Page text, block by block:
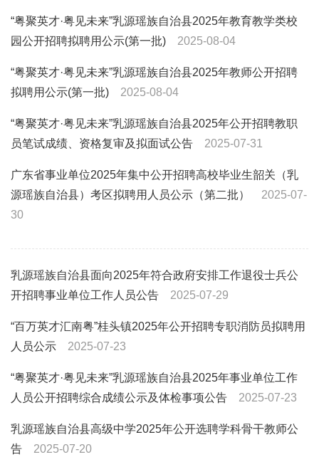
“粤聚英才·粤见未来”乳源瑶族自治县2025年教育教学类校
园公开招聘拟聘用公示(第一批)
2025-08-04
“粤聚英才·粤见未来”乳源瑶族自治县2025年教师公开招聘
拟聘用公示(第一批)
2025-08-04
“粤聚英才·粤见未来”乳源瑶族自治县2025年公开招聘教职
员笔试成绩、资格复审及拟面试公告
2025-07-31
广东省事业单位2025年集中公开招聘高校毕业生韶关（乳
源瑶族自治县）考区拟聘用人员公示（第二批）
2025-07-
30
乳源瑶族自治县面向2025年符合政府安排工作退役士兵公
开招聘事业单位工作人员公告
2025-07-29
“百万英才汇南粤”桂头镇2025年公开招聘专职消防员拟聘用
人员公示
2025-07-23
“粤聚英才·粤见未来”乳源瑶族自治县2025年事业单位工作
人员公开招聘综合成绩公示及体检事项公告
2025-07-23
乳源瑶族自治县高级中学2025年公开选聘学科骨干教师公
告
2025-07-20